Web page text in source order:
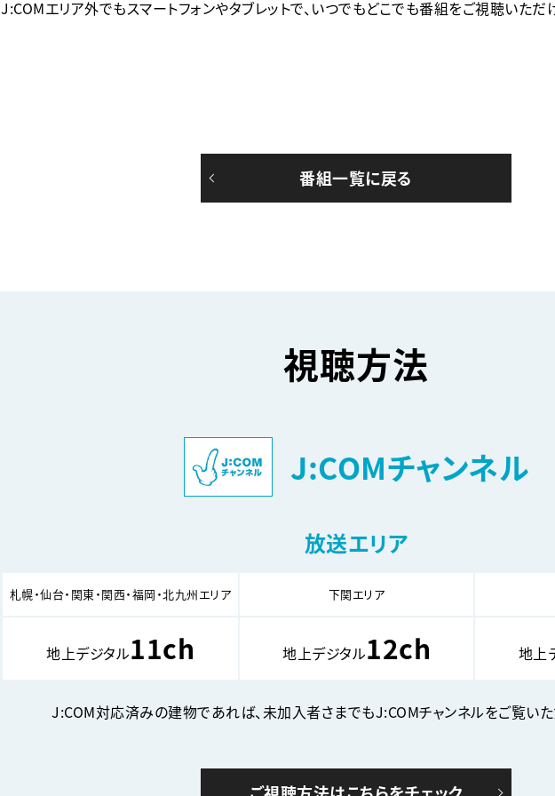
J:COMエリア外でもスマートフォンやタブレットで、いつでもどこでも番組をご視聴いただ
番組一覧に戻る
視聴方法
J:COMチャンネル
放送エリア
札幌・仙台・関東・関西・福岡・北九州エリア 下関エリア
地上デジタル11ch 地上デジタル12ch 地上
J:COM対応済みの建物であれば、未加入者さまでもJ:COMチャンネルをご覧いた